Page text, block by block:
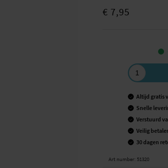
Prijs € 7,95
€ 7,95
Altijd gratis
Snelle
Verstuurd
Veilig
30 dagen
Art number: 51320